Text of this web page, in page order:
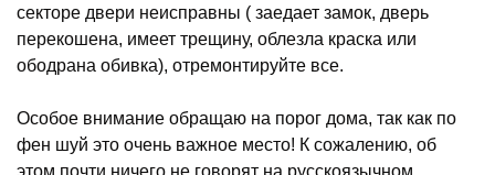
секторе двери неисправны ( заедает замок, дверь
перекошена, имеет трещину, облезла краска или
ободрана обивка), отремонтируйте все.
Особое внимание обращаю на порог дома, так как по
фен шуй это очень важное место! К сожалению, об
этом почти ничего не говорят на русскоязычном